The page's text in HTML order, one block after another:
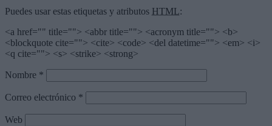
Puedes usar estas etiquetas y atributos HTML:
<a href="" title=""> <abbr title=""> <acronym title=""> <b>
<blockquote cite=""> <cite> <code> <del datetime=""> <em> <i>
<q cite=""> <s> <strike> <strong>
Nombre *
Correo electrónico *
Web